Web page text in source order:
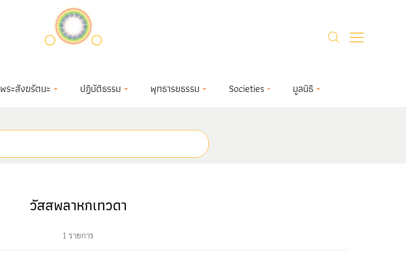
พระสังฆรัตนะ ปฏิบัติธรรม พุทธารยธรรม Societies มูลนิธิ
วัสสพลาหกเทวดา
1 รายการ